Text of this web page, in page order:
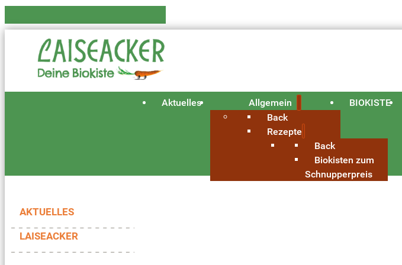
Aktuelles
Allgemein
Back
Rezepte
Back
Biokisten zum
Schnupperpreis
BIOKISTE
AKTUELLES
LAISEACKER